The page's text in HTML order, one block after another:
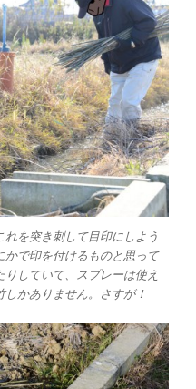
を突き刺して目印にしよう
かで印を付けるものと思って
していて、スプレーは使え
かありません。さすが！